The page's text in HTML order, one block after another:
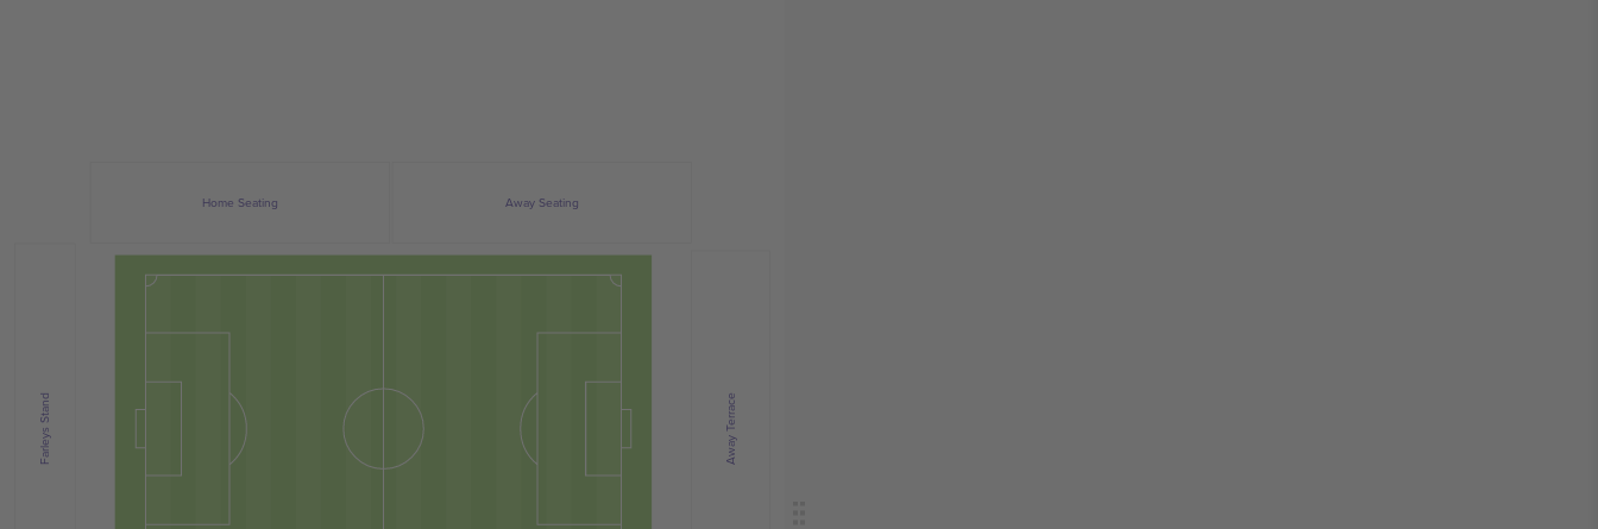
Home Seating Away Seating
Away Terrace
Farleys Stand